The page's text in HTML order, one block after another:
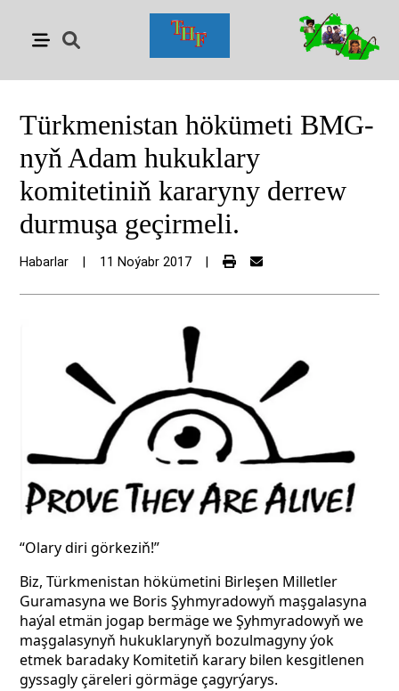
Türkmenistan hökümeti BMG-
nyň Adam hukuklary
komitetiniň kararyny derrew
durmuşa geçirmeli.
Habarlar 11 Noýabr 2017
“Olary diri görkeziň!”
Biz, Türkmenistan hökümetini Birleşen Milletler
Guramasyna we Boris Şyhmyradowyň maşgalasyna
haýal etmän jogap bermäge we Şyhmyradowyň we
maşgalasynyň hukuklarynyň bozulmagyny ýok
etmek baradaky Komitetiň karary bilen kesgitlenen
gyssagly çäreleri görmäge çagyrýarys.